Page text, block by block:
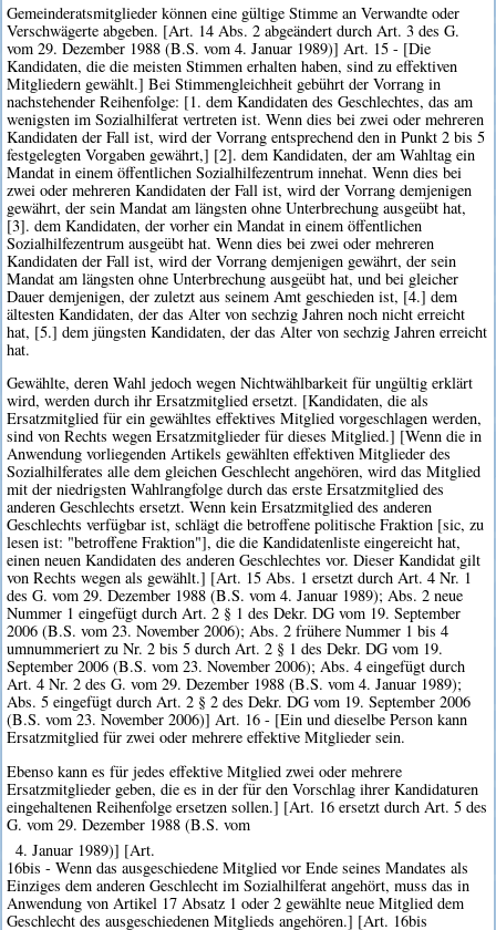
Gemeinderatsmitglieder können eine gültige Stimme an Verwandte oder
Verschwägerte abgeben. [Art. 14 Abs. 2 abgeändert durch Art. 3 des G.
vom 29. Dezember 1988 (B.S. vom 4. Januar 1989)] Art. 15 - [Die
Kandidaten, die die meisten Stimmen erhalten haben, sind zu effektiven
Mitgliedern gewählt.] Bei Stimmengleichheit gebührt der Vorrang in
nachstehender Reihenfolge: [1. dem Kandidaten des Geschlechtes, das am
wenigsten im Sozialhilferat vertreten ist. Wenn dies bei zwei oder mehreren
Kandidaten der Fall ist, wird der Vorrang entsprechend den in Punkt 2 bis 5
festgelegten Vorgaben gewährt,] [2]. dem Kandidaten, der am Wahltag ein
Mandat in einem öffentlichen Sozialhilfezentrum innehat. Wenn dies bei
zwei oder mehreren Kandidaten der Fall ist, wird der Vorrang demjenigen
gewährt, der sein Mandat am längsten ohne Unterbrechung ausgeübt hat,
[3]. dem Kandidaten, der vorher ein Mandat in einem öffentlichen
Sozialhilfezentrum ausgeübt hat. Wenn dies bei zwei oder mehreren
Kandidaten der Fall ist, wird der Vorrang demjenigen gewährt, der sein
Mandat am längsten ohne Unterbrechung ausgeübt hat, und bei gleicher
Dauer demjenigen, der zuletzt aus seinem Amt geschieden ist, [4.] dem
ältesten Kandidaten, der das Alter von sechzig Jahren noch nicht erreicht
hat, [5.] dem jüngsten Kandidaten, der das Alter von sechzig Jahren erreicht
hat.
Gewählte, deren Wahl jedoch wegen Nichtwählbarkeit für ungültig erklärt
wird, werden durch ihr Ersatzmitglied ersetzt. [Kandidaten, die als
Ersatzmitglied für ein gewähltes effektives Mitglied vorgeschlagen werden,
sind von Rechts wegen Ersatzmitglieder für dieses Mitglied.] [Wenn die in
Anwendung vorliegenden Artikels gewählten effektiven Mitglieder des
Sozialhilferates alle dem gleichen Geschlecht angehören, wird das Mitglied
mit der niedrigsten Wahlrangfolge durch das erste Ersatzmitglied des
anderen Geschlechts ersetzt. Wenn kein Ersatzmitglied des anderen
Geschlechts verfügbar ist, schlägt die betroffene politische Fraktion [sic, zu
lesen ist: "betroffene Fraktion"], die die Kandidatenliste eingereicht hat,
einen neuen Kandidaten des anderen Geschlechtes vor. Dieser Kandidat gilt
von Rechts wegen als gewählt.] [Art. 15 Abs. 1 ersetzt durch Art. 4 Nr. 1
des G. vom 29. Dezember 1988 (B.S. vom 4. Januar 1989); Abs. 2 neue
Nummer 1 eingefügt durch Art. 2 § 1 des Dekr. DG vom 19. September
2006 (B.S. vom 23. November 2006); Abs. 2 frühere Nummer 1 bis 4
umnummeriert zu Nr. 2 bis 5 durch Art. 2 § 1 des Dekr. DG vom 19.
September 2006 (B.S. vom 23. November 2006); Abs. 4 eingefügt durch
Art. 4 Nr. 2 des G. vom 29. Dezember 1988 (B.S. vom 4. Januar 1989);
Abs. 5 eingefügt durch Art. 2 § 2 des Dekr. DG vom 19. September 2006
(B.S. vom 23. November 2006)] Art. 16 - [Ein und dieselbe Person kann
Ersatzmitglied für zwei oder mehrere effektive Mitglieder sein.
Ebenso kann es für jedes effektive Mitglied zwei oder mehrere
Ersatzmitglieder geben, die es in der für den Vorschlag ihrer Kandidaturen
eingehaltenen Reihenfolge ersetzen sollen.] [Art. 16 ersetzt durch Art. 5 des
G. vom 29. Dezember 1988 (B.S. vom
4. Januar 1989)] [Art.
16bis - Wenn das ausgeschiedene Mitglied vor Ende seines Mandates als
Einziges dem anderen Geschlecht im Sozialhilferat angehört, muss das in
Anwendung von Artikel 17 Absatz 1 oder 2 gewählte neue Mitglied dem
Geschlecht des ausgeschiedenen Mitglieds angehören.] [Art. 16bis